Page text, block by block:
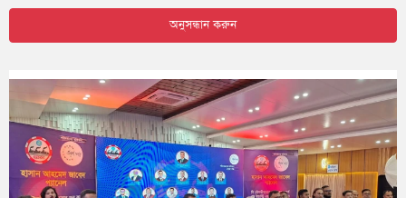
অনুসন্ধান করুন